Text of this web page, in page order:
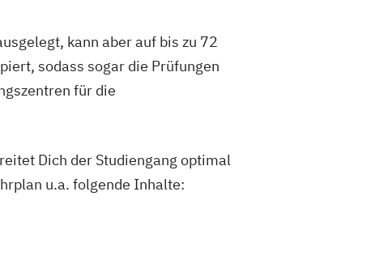
kann aber auf bis zu 72
sodass sogar die Prüfungen
für die
Dich der Studiengang optimal
u.a. folgende Inhalte: